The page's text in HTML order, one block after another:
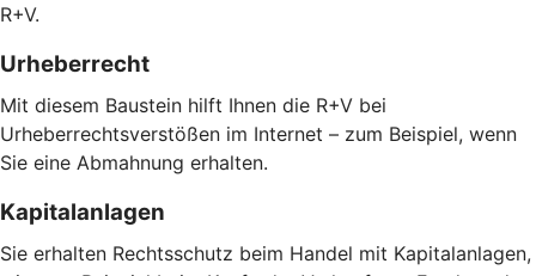
R+V.
Urheberrecht
Mit diesem Baustein hilft Ihnen die R+V bei
Urheberrechtsverstößen im Internet – zum Beispiel, wenn
Sie eine Abmahnung erhalten.
Kapitalanlagen
Sie erhalten Rechtsschutz beim Handel mit Kapitalanlagen,